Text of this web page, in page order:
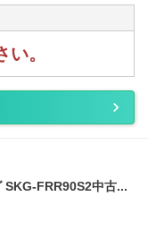
。
SKG-FRR90S2中古...